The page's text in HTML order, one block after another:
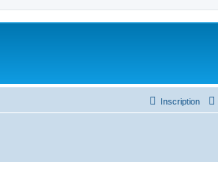
Inscription